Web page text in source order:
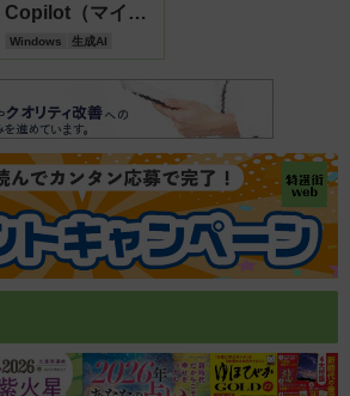
Copilot（マイク
ロソフト・コパイ
仕事と暮らしに役
立つAIアシスタン
ト
Windows 生成AI